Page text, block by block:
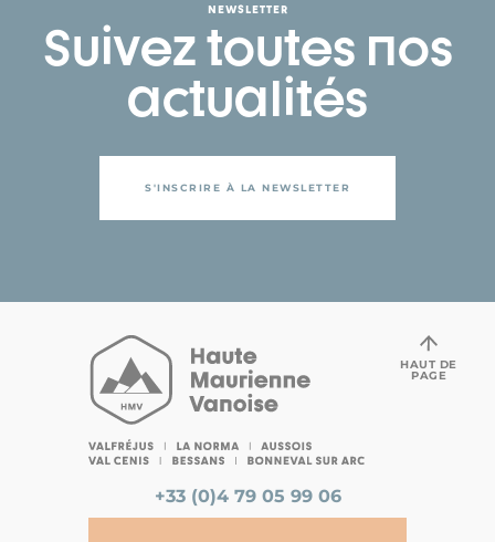
NEWSLETTER
Suivez toutes nos
actualités
S'INSCRIRE À LA NEWSLETTER
+33 (0)4 79 05 99 06
HAUT DE
PAGE